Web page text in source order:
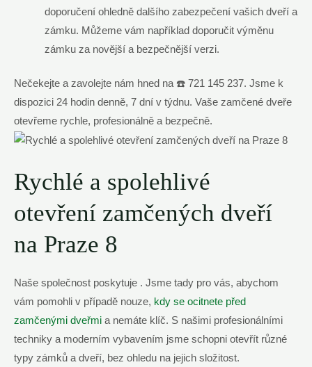
doporučení ohledně dalšího zabezpečení ‌vašich dveří a
zámku. Můžeme vám například doporučit ‌výměnu
zámku​ za novější a bezpečnější verzi.
Nečekejte a zavolejte nám hned na ☎️ 721 ‌145​ 237. Jsme ⁢k⁢
dispozici​ 24 hodin denně, 7 dní v týdnu. Vaše zamčené dveře
otevřeme​ rychle, profesionálně a bezpečně.
Rychlé ⁢a‌ spolehlivé
otevření zamčených dveří
na Praze 8
Naše společnost​ poskytuje . Jsme tady pro ⁣vás, abychom
vám ⁤pomohli v ⁢případě nouze, kdy ‍se⁢ ocitnete před
zamčenými dveřmi a nemáte ⁣klíč. S našimi‍ profesionálními
techniky a moderním vybavením ‍jsme schopni otevřít různé
typy zámků‌ a dveří, bez ohledu na jejich ⁢složitost.